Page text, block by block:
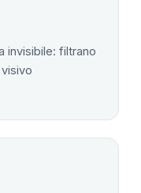
invisibile: filtrano